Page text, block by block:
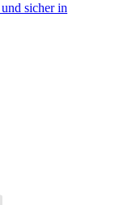
sicher in